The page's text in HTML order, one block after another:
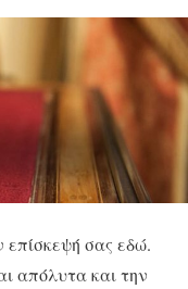
επίσκεψή σας εδώ.
απόλυτα και την